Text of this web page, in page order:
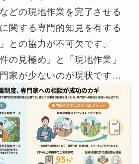
どの現地作業を完了させる
関する専門的知見を有する
」との協力が不可欠です。
の見極め」と「現地作業」
家が少ないのが現状です…